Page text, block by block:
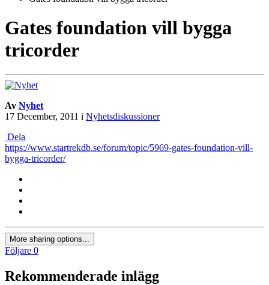
Gates foundation vill bygga
tricorder
Av Nyhet
17 December, 2011 i Nyhetsdiskussioner
Dela
https://www.startrekdb.se/forum/topic/5969-gates-foundation-vill-
bygga-tricorder/
More sharing options...
Följare 0
Rekommenderade inlägg